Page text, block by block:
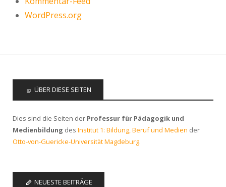
WordPress.org
ÜBER DIESE SEITEN
Dies sind die Seiten der Professur für Pädagogik und
Medienbildung des Institut 1: Bildung, Beruf und Medien der
Otto-von-Guericke-Universität Magdeburg.
NEUESTE BEITRÄGE